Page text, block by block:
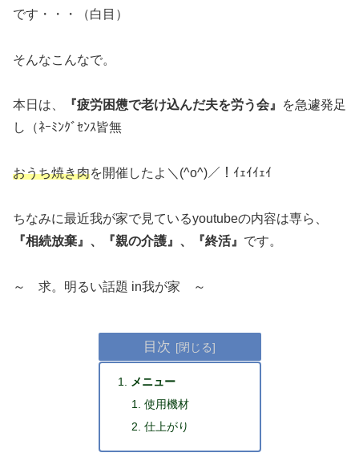
です・・・（白目）
そんなこんなで。
本日は、 『疲労困憊で老け込んだ夫を労う会』
を急遽発足
し（ﾈｰﾐﾝｸﾞｾﾝｽ皆無
おうち焼き肉を開催したよ＼(^o^)／！ｲｪｲｲｪｲ
ちなみに最近我が家で見ているyoutubeの内容は専ら、
『相続放棄』、『親の介護』、『終活』 です。
～ 求。明るい話題 in我が家 ～
目次
メニュー
使用機材
仕上がり